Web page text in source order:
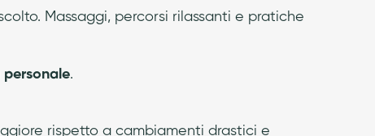
Massaggi, percorsi rilassanti e pratiche
.
rispetto a cambiamenti drastici e